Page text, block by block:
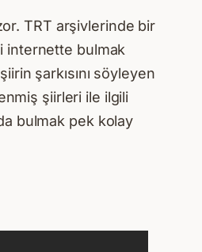
TRT arşivlerinde bir
internette bulmak
şarkısını söyleyen
şiirleri ile ilgili
bulmak pek kolay